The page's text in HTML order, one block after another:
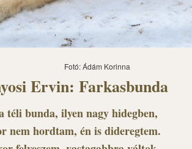
Fotó: Ádám Korinna
Ervin: Farkasbunda
téli bunda, ilyen nagy hidegben,
nem hordtam, én is dideregtem.